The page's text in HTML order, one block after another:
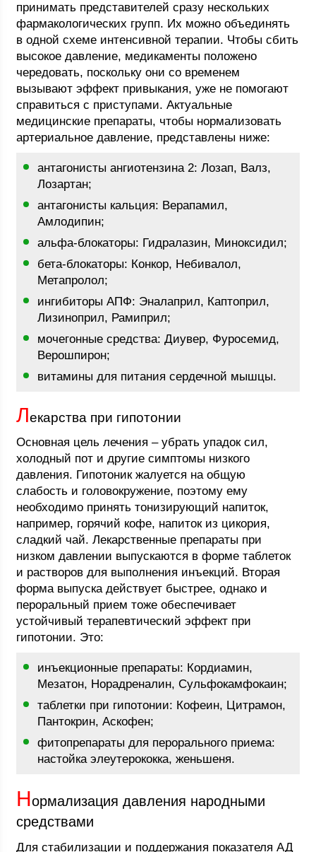
принимать представителей сразу нескольких
фармакологических групп. Их можно объединять
в одной схеме интенсивной терапии. Чтобы сбить
высокое давление, медикаменты положено
чередовать, поскольку они со временем
вызывают эффект привыкания, уже не помогают
справиться с приступами. Актуальные
медицинские препараты, чтобы нормализовать
артериальное давление, представлены ниже:
антагонисты ангиотензина 2: Лозап, Валз,
Лозартан;
антагонисты кальция: Верапамил,
Амлодипин;
альфа-блокаторы: Гидралазин, Миноксидил;
бета-блокаторы: Конкор, Небивалол,
Метапролол;
ингибиторы АПФ: Эналаприл, Каптоприл,
Лизиноприл, Рамиприл;
мочегонные средства: Диувер, Фуросемид,
Верошпирон;
витамины для питания сердечной мышцы.
Лекарства при гипотонии
Основная цель лечения – убрать упадок сил,
холодный пот и другие симптомы низкого
давления. Гипотоник жалуется на общую
слабость и головокружение, поэтому ему
необходимо принять тонизирующий напиток,
например, горячий кофе, напиток из цикория,
сладкий чай. Лекарственные препараты при
низком давлении выпускаются в форме таблеток
и растворов для выполнения инъекций. Вторая
форма выпуска действует быстрее, однако и
пероральный прием тоже обеспечивает
устойчивый терапевтический эффект при
гипотонии. Это:
инъекционные препараты: Кордиамин,
Мезатон, Норадреналин, Сульфокамфокаин;
таблетки при гипотонии: Кофеин, Цитрамон,
Пантокрин, Аскофен;
фитопрепараты для перорального приема:
настойка элеутерококка, женьшеня.
Нормализация давления народными
средствами
Для стабилизации и поддержания показателя АД